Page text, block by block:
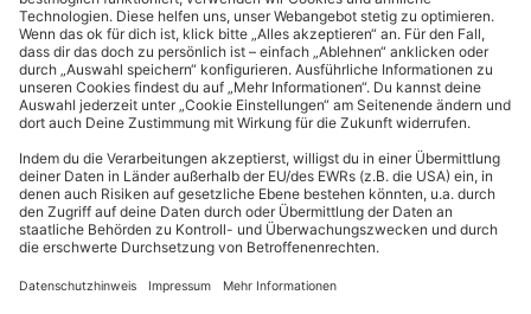
Tech & IT
Einkauf
Category Management
ALDI Nord Karriere folgen